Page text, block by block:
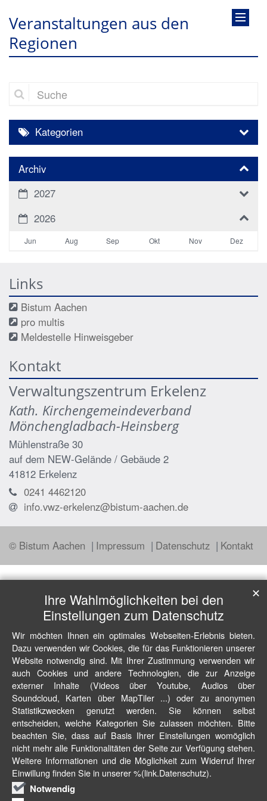
Veranstaltungen aus den
Regionen
Suche
Kategorien
Archiv
2027
2026
Jun Aug Sep Okt Nov Dez
Links
Bistum Aachen
pro multis
Meldestelle Hinweisgeber
Kontakt
Verwaltungszentrum Erkelenz
Kath. Kirchengemeindeverband
Mönchengladbach-Heinsberg
Mühlenstraße 30
auf dem NEW-Gelände / Gebäude 2
41812 Erkelenz
0241 4462120
info.vwz-erkelenz@bistum-aachen.de
© Bistum Aachen Impressum Datenschutz Kontakt
Ihre Wahlmöglichkeiten bei den
Einstellungen zum Datenschutz
Wir möchten Ihnen ein optimales Webseiten-Erlebnis bieten.
Dazu verwenden wir Cookies, die für das Funktionieren unserer
Website notwendig sind. Mit Ihrer Zustimmung verwenden wir
auch Cookies und andere Technologien, die zur Anzeige
externer Inhalte (Videos über Youtube, Audios über
Soundcloud, Karten über MapTiler ...) oder zu anonymen
Statistikzwecken genutzt werden. Sie können selbst
entscheiden, welche Kategorien Sie zulassen möchten. Bitte
beachten Sie, dass auf Basis Ihrer Einstellungen womöglich
nicht mehr alle Funktionalitäten der Seite zur Verfügung stehen.
Weitere Informationen und die Möglichkeit zum Widerruf Ihrer
Einwillung finden Sie in unserer %(link.Datenschutz).
Notwendig
✕